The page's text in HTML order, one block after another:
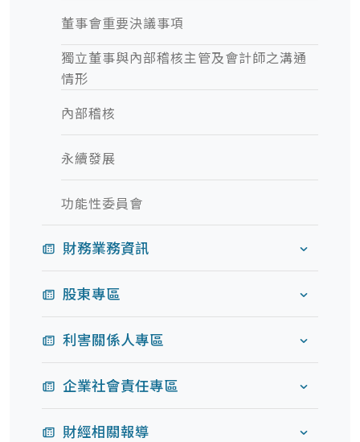
董事會重要決議事項
獨立董事與內部稽核主管及會計師之溝通
情形
內部稽核
永續發展
功能性委員會
財務業務資訊
股東專區
利害關係人專區
企業社會責任專區
財經相關報導